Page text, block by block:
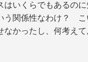
はいくらでもあるの
う関係性なわけ？ こ
なかったし、何考え